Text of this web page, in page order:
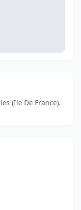
(Ile De France).